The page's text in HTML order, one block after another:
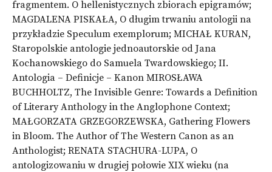
fragmentem. O hellenistycznych zbiorach epigramów;
MAGDALENA PISKAŁA, O długim trwaniu antologii na
przykładzie Speculum exemplorum; MICHAŁ KURAN,
Staropolskie antologie jednoautorskie od Jana
Kochanowskiego do Samuela Twardowskiego; II.
Antologia – Definicje – Kanon MIROSŁAWA
BUCHHOLTZ, The Invisible Genre: Towards a Definition
of Literary Anthology in the Anglophone Context;
MAŁGORZATA GRZEGORZEWSKA, Gathering Flowers
in Bloom. The Author of The Western Canon as an
Anthologist; RENATA STACHURA-LUPA, O
antologizowaniu w drugiej połowie XIX wieku (na